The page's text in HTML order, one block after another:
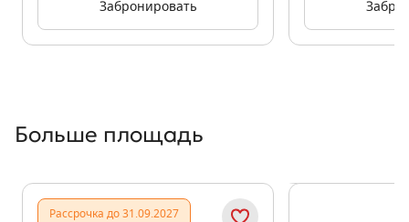
Забронировать
Больше площадь
Рассрочка до 31.09.2027